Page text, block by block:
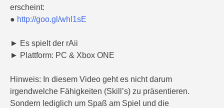
erscheint:
● http://goo.gl/whl1sE
► Es spielt der rAii
► Plattform: PC & Xbox ONE
Hinweis: In diesem Video geht es nicht darum
irgendwelche Fähigkeiten (Skill’s) zu präsentieren.
Sondern lediglich um Spaß am Spiel und die